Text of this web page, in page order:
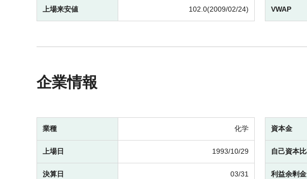
上場来安値 102.0(2009/02/24) VWAP
企業情報
業種 化学
上場日 1993/10/29
決算日 03/31
資本金
自己資本
利益余剰金